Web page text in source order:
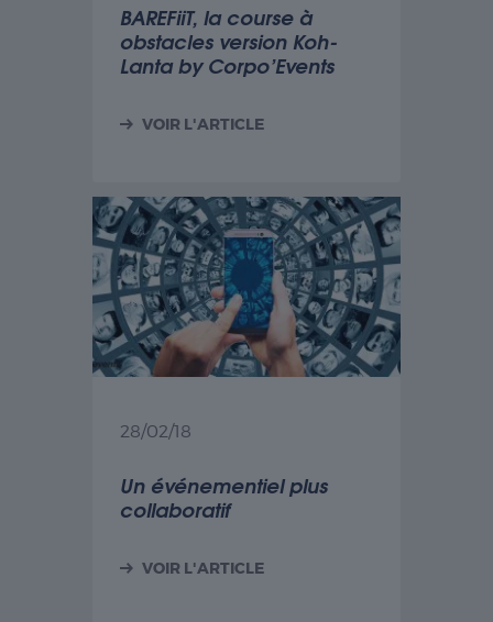
BAREFiiT, la course à
obstacles version Koh-
Lanta by Corpo’Events
VOIR L'ARTICLE
28/02/18
Un événementiel plus
collaboratif
VOIR L'ARTICLE